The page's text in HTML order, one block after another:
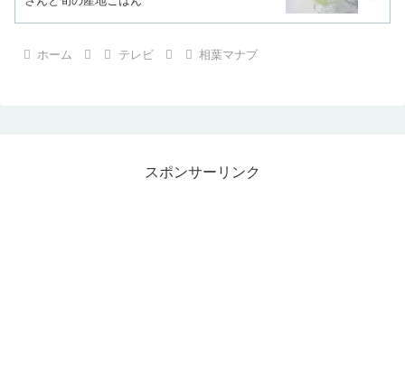
ホーム テレビ 相葉マナブ
スポンサーリンク